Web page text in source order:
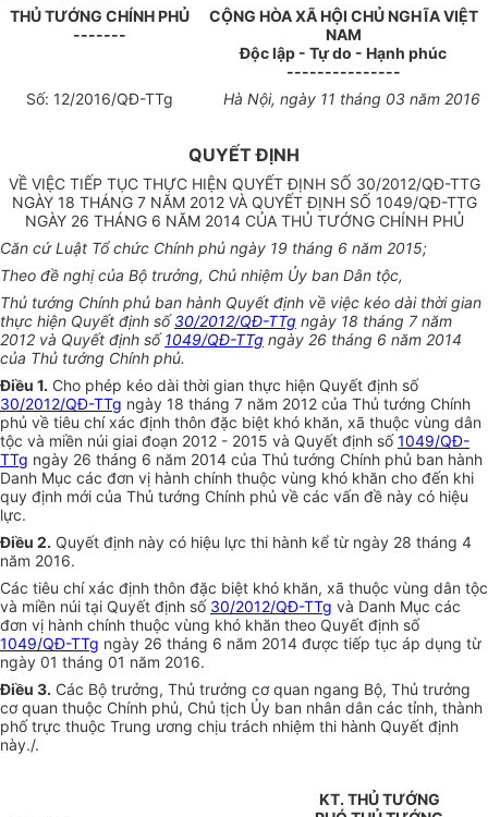
THỦ TƯỚNG CHÍNH PHỦ
-------
CỘNG HÒA XÃ HỘI CHỦ NGHĨA VIỆT
NAM
Độc lập - Tự do - Hạnh phúc
---------------
Số: 12/2016/QĐ-TTg Hà Nội, ngày 11 tháng 03 năm 2016
QUYẾT ĐỊNH
VỀ VIỆC TIẾP TỤC THỰC HIỆN QUYẾT ĐỊNH SỐ 30/2012/QĐ-TTG
NGÀY 18 THÁNG 7 NĂM 2012 VÀ QUYẾT ĐỊNH SỐ 1049/QĐ-TTG
NGÀY 26 THÁNG 6 NĂM 2014 CỦA THỦ TƯỚNG CHÍNH PHỦ
Căn cứ Luật Tổ chức Chính phủ ngày 19 tháng 6 năm 2015;
Theo đề nghị của Bộ trưởng, Chủ nhiệm Ủy ban Dân tộc,
Thủ tướng Chính phủ ban hành Quyết định về việc kéo dài thời gian
thực hiện Quyết định số 30/2012/QĐ-TTg ngày 18 tháng 7 năm
2012 và Quyết định số 1049/QĐ-TTg ngày 26 tháng 6 năm 2014
của Thủ tướng Chính phủ.
Điều 1. Cho phép kéo dài thời gian thực hiện Quyết định số
30/2012/QĐ-TTg ngày 18 tháng 7 năm 2012 của Thủ tướng Chính
phủ về tiêu chí xác định thôn đặc biệt khó khăn, xã thuộc vùng dân
tộc và miền núi giai đoạn 2012 - 2015 và Quyết định số1049/QĐ-
TTg ngày 26 tháng 6 năm 2014 của Thủ tướng Chính phủ ban hành
Danh Mục các đơn vị hành chính thuộc vùng khó khăn cho đến khi
quy định mới của Thủ tướng Chính phủ về các vấn đề này có hiệu
lực.
Điều 2. Quyết định này có hiệu lực thi hành kể từ ngày 28 tháng 4
năm 2016.
Các tiêu chí xác định thôn đặc biệt khó khăn, xã thuộc vùng dân tộc
và miền núi tại Quyết định số 30/2012/QĐ-TTg và Danh Mục các
đơn vị hành chính thuộc vùng khó khăn theo Quyết định số
1049/QĐ-TTg ngày 26 tháng 6 năm 2014 được tiếp tục áp dụng từ
ngày 01 tháng 01 năm 2016.
Điều 3. Các Bộ trưởng, Thủ trưởng cơ quan ngang Bộ, Thủ trưởng
cơ quan thuộc Chính phủ, Chủ tịch Ủy ban nhân dân các tỉnh, thành
phố trực thuộc Trung ương chịu trách nhiệm thi hành Quyết định
này./.
KT. THỦ TƯỚNG